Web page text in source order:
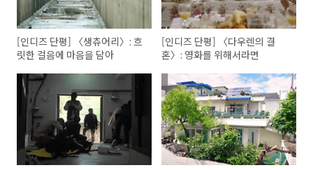
[인디즈 단평] 〈생츄어리〉: 흐
릿한 걸음에 마음을 담아
[인디즈 단평] 〈다우렌의 결
혼〉: 영화를 위해서라면